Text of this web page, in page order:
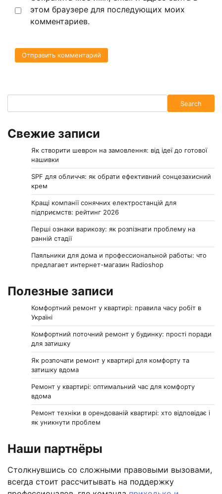
этом браузере для последующих моих
комментариев.
Search
Свежие записи
Як створити шеврон на замовлення: від ідеї до готової
нашивки
SPF для обличчя: як обрати ефективний сонцезахисний
крем
Кращі компанії сонячних електростанцій для
підприємств: рейтинг 2026
Перші ознаки варикозу: як розпізнати проблему на
ранній стадії
Паяльники для дома и профессиональной работы: что
предлагает интернет-магазин Radioshop
Полезные записи
Комфортний ремонт у квартирі: правила часу робіт в
Україні
Комфортний поточний ремонт у будинку: прості поради
для затишку
Як розпочати ремонт у квартирі для комфорту та
затишку вдома
Ремонт у квартирі: оптимальний час для комфорту
вдома
Ремонт техніки в орендованій квартирі: хто відповідає і
як уникнути проблем
Наши партнёры
Столкнувшись со сложными правовыми вызовами,
всегда стоит рассчитывать на поддержку